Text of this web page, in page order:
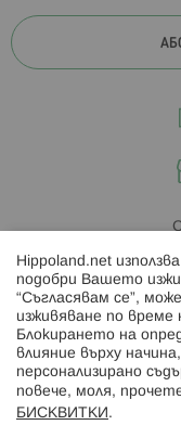
Hippoland.net
подобри Вашето
“Съгласявам се”,
изживяване по време
Блокирането на
влияние върху
персонализирано
повече, моля,
БИСКВИТКИ .